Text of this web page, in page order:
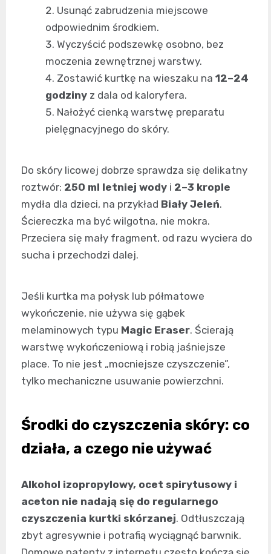
Usunąć zabrudzenia miejscowe
odpowiednim środkiem.
Wyczyścić podszewkę osobno, bez
moczenia zewnętrznej warstwy.
Zostawić kurtkę na wieszaku na 12–24
godziny z dala od kaloryfera.
Nałożyć cienką warstwę preparatu
pielęgnacyjnego do skóry.
Do skóry licowej dobrze sprawdza się delikatny
roztwór: 250 ml letniej wody i 2–3 krople
mydła dla dzieci, na przykład Biały Jeleń.
Ściereczka ma być wilgotna, nie mokra.
Przeciera się mały fragment, od razu wyciera do
sucha i przechodzi dalej.
Jeśli kurtka ma połysk lub półmatowe
wykończenie, nie używa się gąbek
melaminowych typu Magic Eraser. Ścierają
warstwę wykończeniową i robią jaśniejsze
place. To nie jest „mocniejsze czyszczenie”,
tylko mechaniczne usuwanie powierzchni.
Środki do czyszczenia skóry: co
działa, a czego nie używać
Alkohol izopropylowy, ocet spirytusowy i
aceton nie nadają się do regularnego
czyszczenia kurtki skórzanej. Odtłuszczają
zbyt agresywnie i potrafią wyciągnąć barwnik.